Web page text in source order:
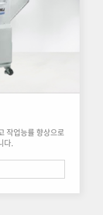
작업능률 향상으로
다.